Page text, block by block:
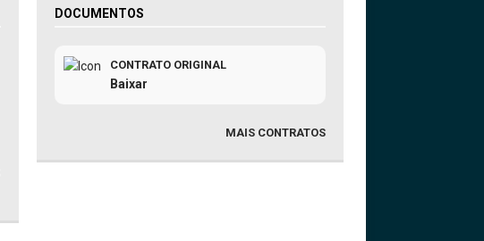
DOCUMENTOS
CONTRATO ORIGINAL
Baixar
MAIS CONTRATOS